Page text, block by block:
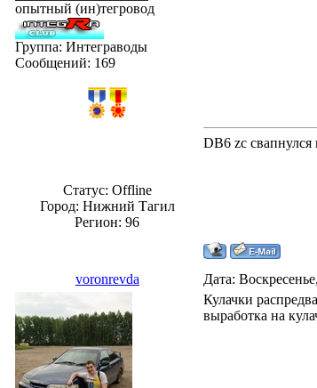
опытный (ин)тегровод
Группа: Интеграводы
Сообщений: 169
Статус: Offline
Город: Нижний Тагил
Регион: 96
DB6 zc
voronrevda Дата:
Кулачки
выработка на